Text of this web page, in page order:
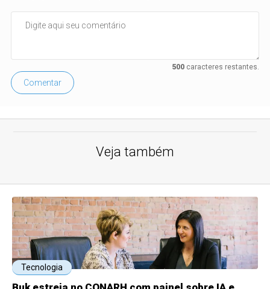
500caracteres restantes.
Comentar
Veja também
Tecnologia